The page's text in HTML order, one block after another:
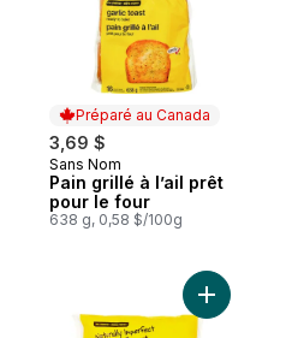
Préparé au Canada
3,69 $
Préparé au Canada
Sans Nom
Pain grillé à l’ail prêt
pour le four
638 g, 0,58 $/100g
Ajouter